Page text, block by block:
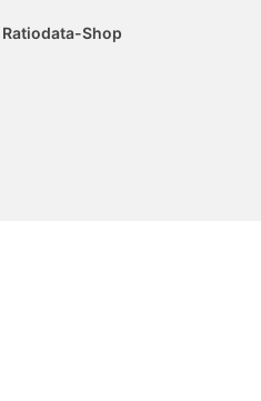
Ratiodata-Shop